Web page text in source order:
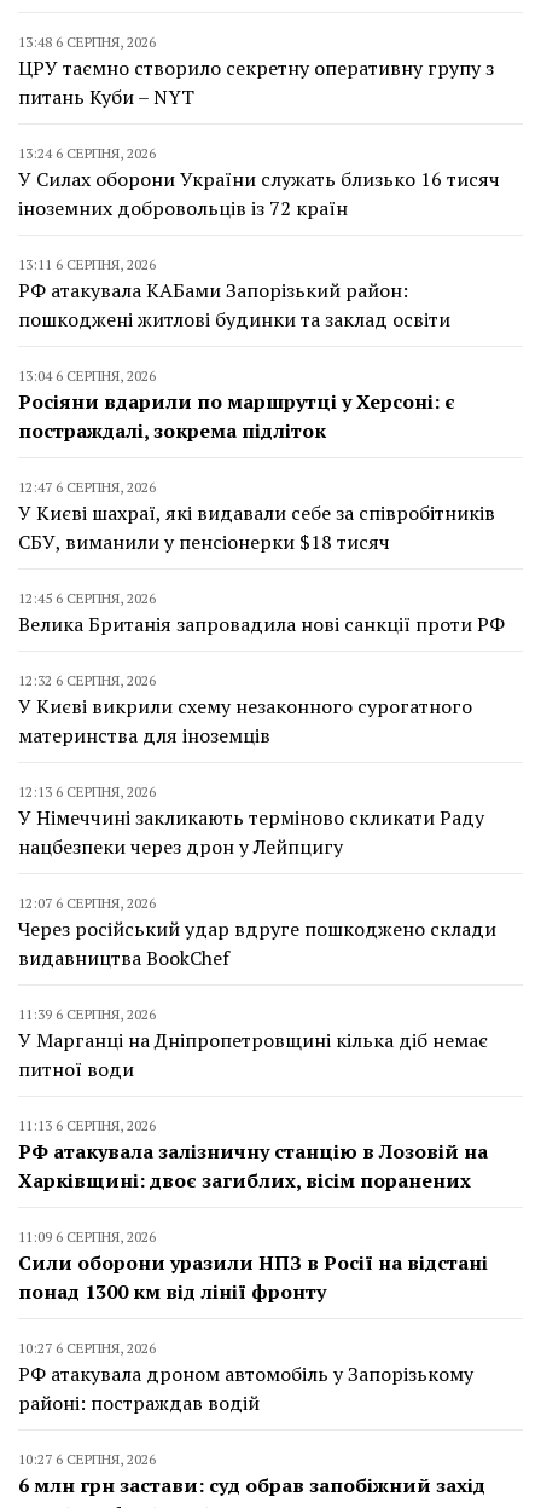
13:48 6 СЕРПНЯ, 2026
ЦРУ таємно створило секретну оперативну групу з
питань Куби – NYT
13:24 6 СЕРПНЯ, 2026
У Силах оборони України служать близько 16 тисяч
іноземних добровольців із 72 країн
13:11 6 СЕРПНЯ, 2026
РФ атакувала КАБами Запорізький район:
пошкоджені житлові будинки та заклад освіти
13:04 6 СЕРПНЯ, 2026
Росіяни вдарили по маршрутці у Херсоні: є
постраждалі, зокрема підліток
12:47 6 СЕРПНЯ, 2026
У Києві шахраї, які видавали себе за співробітників
СБУ, виманили у пенсіонерки $18 тисяч
12:45 6 СЕРПНЯ, 2026
Велика Британія запровадила нові санкції проти РФ
12:32 6 СЕРПНЯ, 2026
У Києві викрили схему незаконного сурогатного
материнства для іноземців
12:13 6 СЕРПНЯ, 2026
У Німеччині закликають терміново скликати Раду
нацбезпеки через дрон у Лейпцигу
12:07 6 СЕРПНЯ, 2026
Через російський удар вдруге пошкоджено склади
видавництва BookChef
11:39 6 СЕРПНЯ, 2026
У Марганці на Дніпропетровщині кілька діб немає
питної води
11:13 6 СЕРПНЯ, 2026
РФ атакувала залізничну станцію в Лозовій на
Харківщині: двоє загиблих, вісім поранених
11:09 6 СЕРПНЯ, 2026
Сили оборони уразили НПЗ в Росії на відстані
понад 1300 км від лінії фронту
10:27 6 СЕРПНЯ, 2026
РФ атакувала дроном автомобіль у Запорізькому
районі: постраждав водій
10:27 6 СЕРПНЯ, 2026
6 млн грн застави: суд обрав запобіжний захід